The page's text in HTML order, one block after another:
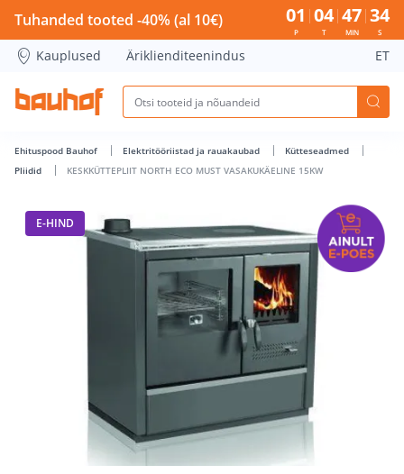
KESKKÜTTEPLIIT NORTH ECO MUST VASAKUKÄELINE
Tuhanded tooted -40% (al 10€) 01
P
04
T
47
MIN
33
S
Kauplused Äriklienditeenindus ET
Ehituspood Bauhof Elektritööriistad ja rauakaubad
Kütteseadmed
Pliidid
KESKKÜTTEPLIIT NORTH ECO MUST VASAKUKÄELINE 15KW
E-HIND